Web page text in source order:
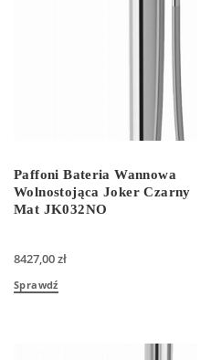
Paffoni Bateria Wannowa
Wolnostojąca Joker Czarny
Mat JK032NO
8427,00zł
Sprawdź